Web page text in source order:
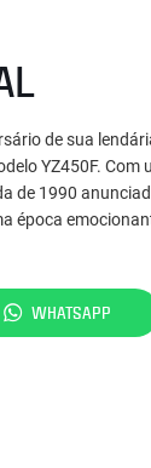
de sua
YZ450F.
de 1990
época
WHATSAPP